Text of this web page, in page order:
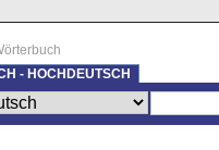
- HOCHDEUTSCH